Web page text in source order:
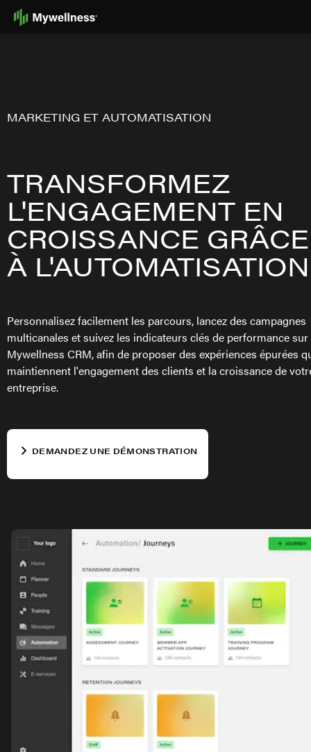
Skip
MARKETING ET AUTOMATISATION
TRANSFORMEZ
L'ENGAGEMENT EN
CROISSANCE GRÂCE
À L'AUTOMATISATION
Personnalisez facilement les parcours, lancez des campagnes
multicanales et suivez les indicateurs clés de performance sur
Mywellness CRM, afin de proposer des expériences épurées
maintiennent l'engagement des clients et la croissance de
entreprise.
DEMANDEZ UNE DÉMONSTRATION